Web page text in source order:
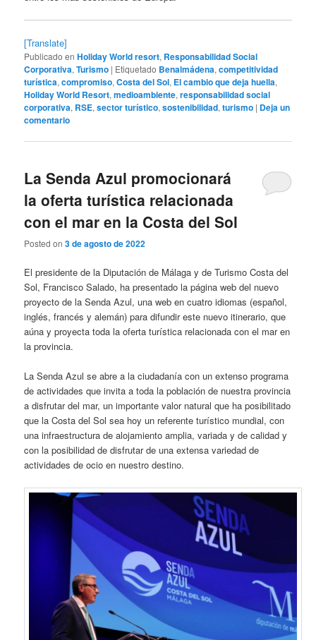
[Translate]
Publicado en Holiday World resort, Responsabilidad Social
Corporativa,Turismo | Etiquetado Benalmádena,competitividad
turística,compromiso,Costa del Sol, El cambio que deja huella,
Holiday World Resort,medioambiente,responsabilidad social
corporativa, RSE,sector turístico,sostenibilidad,turismo | Deja un
comentario
La Senda Azul promocionará
la oferta turística relacionada
con el mar en la Costa del Sol
Posted on3 de agosto de 2022
El presidente de la Diputación de Málaga y de Turismo Costa del
Sol, Francisco Salado, ha presentado la página web del nuevo
proyecto de la Senda Azul, una web en cuatro idiomas (español,
inglés, francés y alemán) para difundir este nuevo itinerario, que
aúna y proyecta toda la oferta turística relacionada con el mar en
la provincia.
La Senda Azul se abre a la ciudadanía con un extenso programa
de actividades que invita a toda la población de nuestra provincia
a disfrutar del mar, un importante valor natural que ha posibilitado
que la Costa del Sol sea hoy un referente turístico mundial, con
una infraestructura de alojamiento amplia, variada y de calidad y
con la posibilidad de disfrutar de una extensa variedad de
actividades de ocio en nuestro destino.